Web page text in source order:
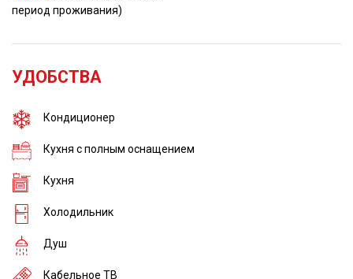
период проживания)
УДОБСТВА
Кондиционер
Кухня с полным оснащением
Кухня
Холодильник
Душ
Кабельное ТВ